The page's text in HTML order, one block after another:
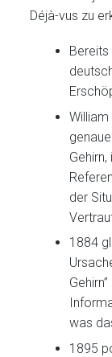
Déjà-vus zu
der
1884
was
1895